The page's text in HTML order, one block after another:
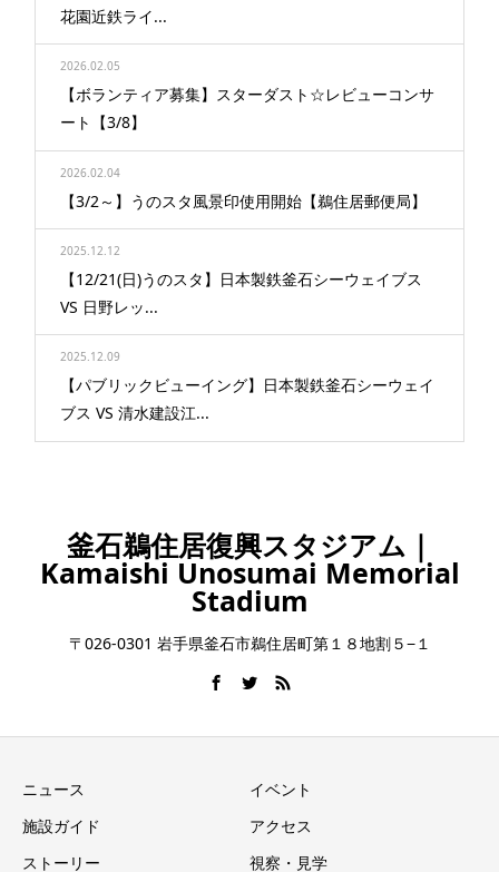
花園近鉄ライ...
2026.02.05
【ボランティア募集】スターダスト☆レビューコンサ
ート【3/8】
2026.02.04
【3/2～】うのスタ風景印使用開始【鵜住居郵便局】
2025.12.12
【12/21(日)うのスタ】日本製鉄釜石シーウェイブス
VS 日野レッ...
2025.12.09
【パブリックビューイング】日本製鉄釜石シーウェイ
ブス VS 清水建設江...
釜石鵜住居復興スタジアム｜
Kamaishi Unosumai Memorial
Stadium
〒026-0301 岩手県釜石市鵜住居町第１８地割５−１
ニュース
イベント
施設ガイド
アクセス
ストーリー
視察・見学